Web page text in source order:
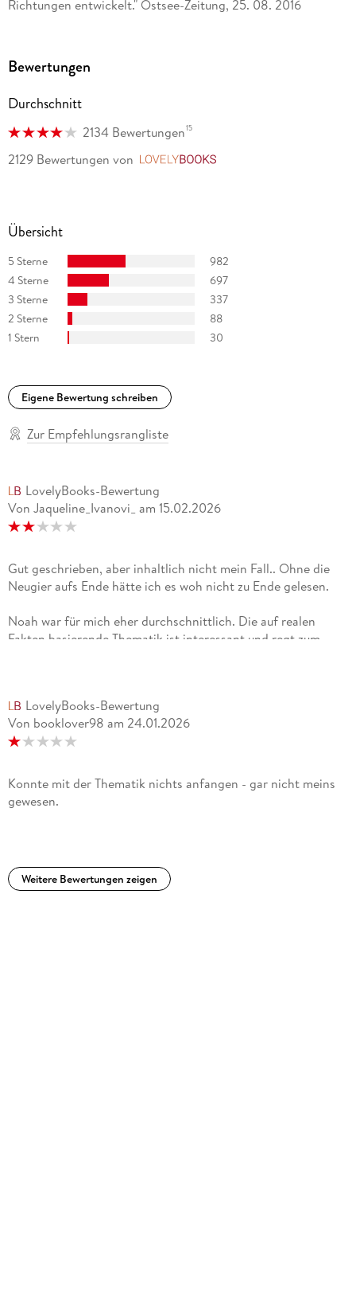
Richtungen entwickelt." Ostsee-Zeitung, 25. 08. 2016
Bewertungen
Durchschnitt
2134 Bewertungen15
2129 Bewertungen von
Übersicht
5 Sterne
982
4 Sterne
697
3 Sterne
337
2 Sterne
88
1 Stern
30
Eigene Bewertung schreiben
Zur Empfehlungsrangliste
LovelyBooks-Bewertung
Von Jaqueline_Ivanovi_ am 15.02.2026
Gut geschrieben, aber inhaltlich nicht mein Fall.. Ohne die
Neugier aufs Ende hätte ich es woh nicht zu Ende gelesen.
Noah war für mich eher durchschnittlich. Die auf realen
Fakten basierende Thematik ist interessant und regt zum
interessiert hat es mich leider nicht... Ich habe hauptsächlich
weitergelesen, um das Ende zu erfahren.
LovelyBooks-Bewertung
Von booklover98 am 24.01.2026
Konnte mit der Thematik nichts anfangen - gar nicht meins
gewesen.
Weitere Bewertungen zeigen